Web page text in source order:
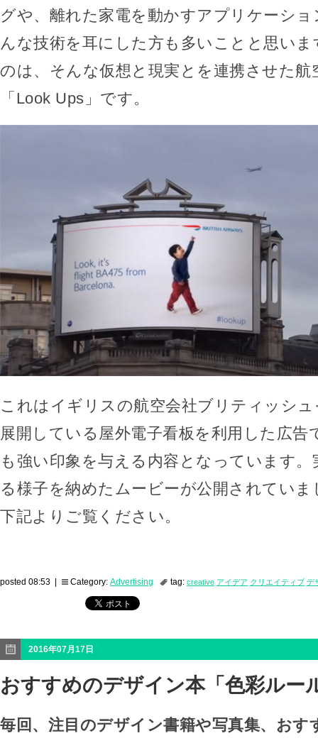
グや、離れた家電を動かすアプリケーシ
んな技術を耳にした方も多いことと思いま
のは、そんな仮想と現実とを連携させた航
「Look Ups」です。
これはイギリスの航空会社ブリティッシ
展開している屋外電子看板を利用した広告
も強い印象を与える内容となっています
る様子を納めたムービーが公開されてい
下記よりご覧ください。
posted 08:53 | Category: Advertising tag: creative アイデア クリエイティブ デ
2016年07月17日
おすすめのデザイン本「色彩ルー
毎回、注目のデザイン書籍や写真集、おす